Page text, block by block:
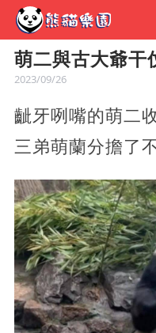
萌二與古大爺干
2023/09/26
齜牙咧嘴的萌二
三弟萌蘭分擔了